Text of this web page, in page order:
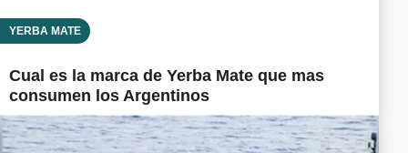
YERBA MATE
Cual es la marca de Yerba Mate que mas
consumen los Argentinos